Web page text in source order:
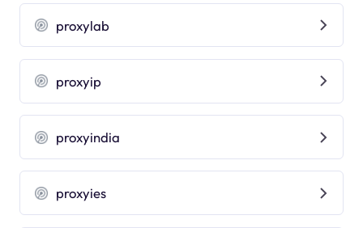
proxylab
proxyip
proxyindia
proxyies